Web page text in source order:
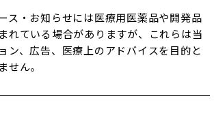
ス・お知らせには医療用医薬品や開発品
れている場合がありますが、
これらは当
ン、広告、医療上のアドバイスを目的と
せん。